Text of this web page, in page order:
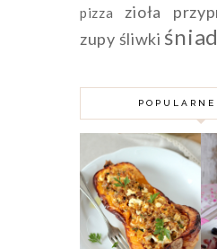
pizza
zioła
zupy śliwki
DYNIA PIŻMOWA
FASZEROWANA
MIĘSEM
MIELONYM,
KUSKUSEM I
FETĄ